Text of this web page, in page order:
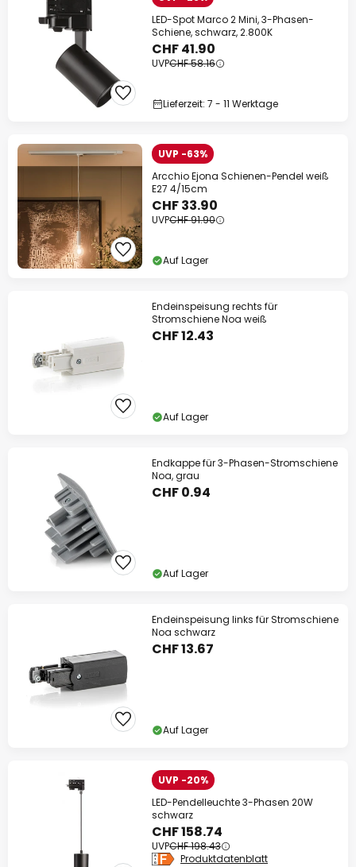
LED-Spot Marco 2 Mini, 3-Phasen-
Schiene, schwarz, 2.800K
CHF 41.90
UVPCHF 58.16
Lieferzeit: 7 - 11 Werktage
UVP -63%
Arcchio Ejona Schienen-Pendel weiß
E27 4/15cm
CHF 33.90
UVPCHF 91.90
Auf Lager
Endeinspeisung rechts für
Stromschiene Noa weiß
CHF 12.43
Auf Lager
Endkappe für 3-Phasen-Stromschiene
Noa, grau
CHF 0.94
Auf Lager
Endeinspeisung links für Stromschiene
Noa schwarz
CHF 13.67
Auf Lager
UVP -20%
LED-Pendelleuchte 3-Phasen 20W
schwarz
CHF 158.74
UVPCHF 198.43
Produktdatenblatt